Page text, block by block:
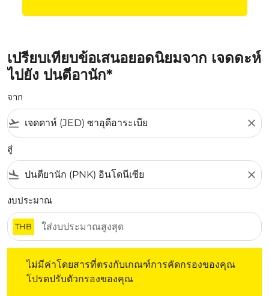
เปรียบเทียบข้อเสนอยอดนิยมจาก เจดดะห์
ไปยัง ปนตีอานัก*
จาก
flight_takeoff close
สู่
flight_land close
งบประมาณ
THB
ไม่มีค่าโดยสารที่ตรงกับเกณฑ์การคัดกรองของคุณ
โปรดปรับตัวกรองของคุณ